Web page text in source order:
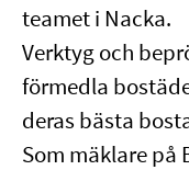
teamet i Nacka.
Verktyg och
förmedla
deras bästa
Som mäklare på